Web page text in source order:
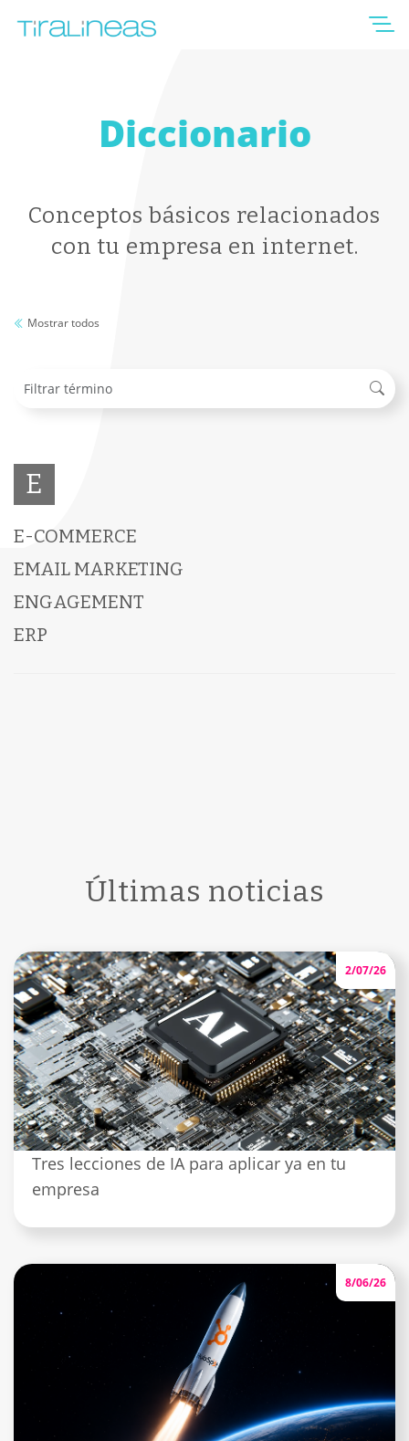
Diccionario
Conceptos básicos relacionados
con tu empresa en internet.
Mostrar todos
E
E-COMMERCE
EMAIL MARKETING
ENGAGEMENT
ERP
Últimas noticias
2/07/26
Tres lecciones de IA para aplicar ya en tu
empresa
8/06/26